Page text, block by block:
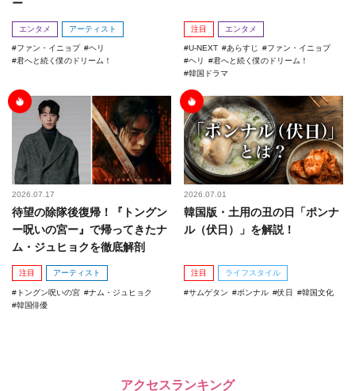
ー
エンタメ アーティスト
ファン・イニョプ
ヘリ
君へと続く僕のドリーム！
注目 エンタメ
U-NEXT あらすじ
ファン・イニョプ
ヘリ
君へと続く僕のドリーム！
韓国ドラマ
2026.07.17
待望の除隊後復帰！『トングン
ー呪いの宮ー』で帰ってきたナ
ム・ジュヒョクを徹底解剖
注目 アーティスト
トングン呪いの宮
ナム・ジュヒョク
韓国俳優
2026.07.01
韓国版・土用の丑の日「ポンナ
ル（伏日）」を解説！
注目 ライフスタイル
サムゲタン ポンナル 伏日 韓国文化
アクセスランキング